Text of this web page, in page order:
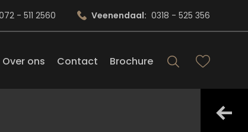
Over ons Contact Brochure
- 511 2560 Veenendaal: 0318 - 525 356